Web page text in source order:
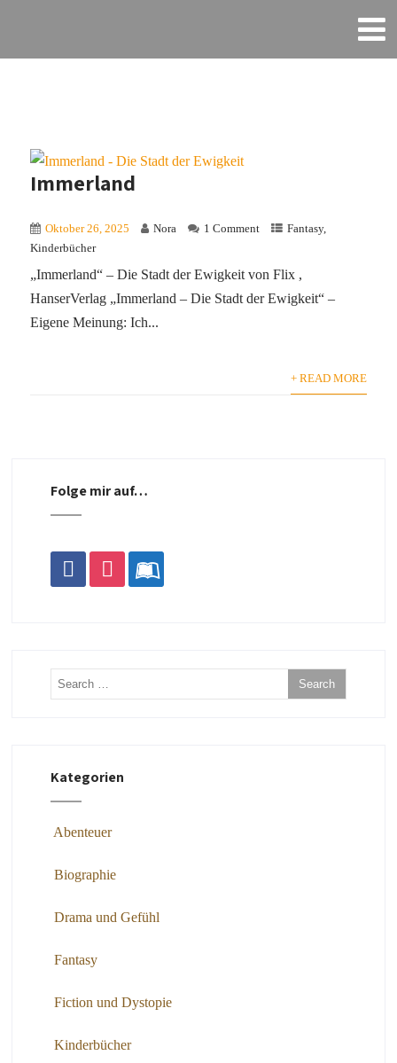
Immerland
Oktober 26, 2025 Nora 1 Comment Fantasy,
Kinderbücher
„Immerland“ – Die Stadt der Ewigkeit von Flix ,
HanserVerlag „Immerland – Die Stadt der Ewigkeit“ –
Eigene Meinung: Ich...
+ READ MORE
Folge mir auf…
facebookinstagramleanpub
Kategorien
Abenteuer
Biographie
Drama und Gefühl
Fantasy
Fiction und Dystopie
Kinderbücher